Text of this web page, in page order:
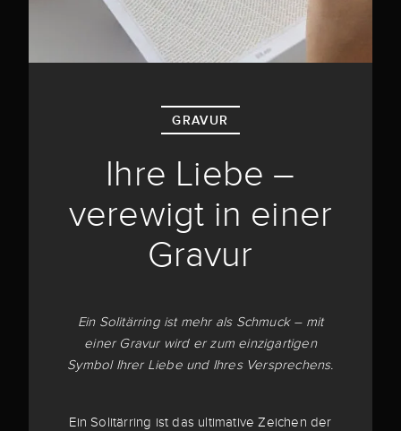
GRAVUR
Ihre Liebe –
verewigt in einer
Gravur
Ein Solitärring ist mehr als Schmuck – mit
einer Gravur wird er zum einzigartigen
Symbol Ihrer Liebe und Ihres Versprechens.
Ein Solitärring ist das ultimative Zeichen der